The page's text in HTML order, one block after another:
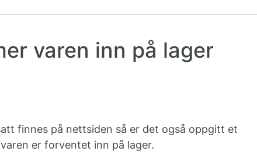
varen inn på lager
finnes på nettsiden så er det også oppgitt et
er forventet inn på lager.